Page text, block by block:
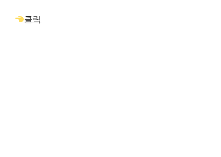
클릭